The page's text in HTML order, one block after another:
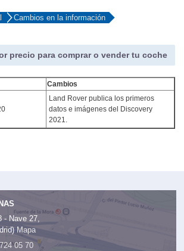
Cambios en la información
precio para comprar o vender tu coche
Cambios
Land Rover publica los primeros
datos e imágenes del Discovery
2021.
- Nave 27,
Mapa
05 70